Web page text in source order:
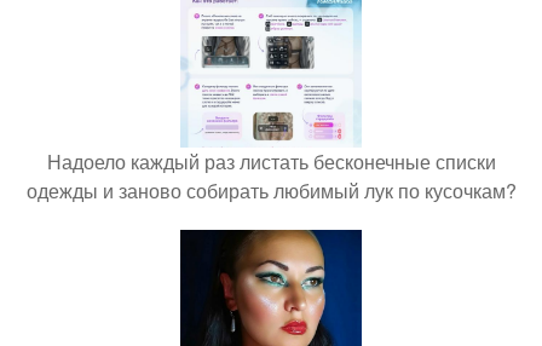
Надоело каждый раз листать бесконечные списки
одежды и заново собирать любимый лук по кусочкам?